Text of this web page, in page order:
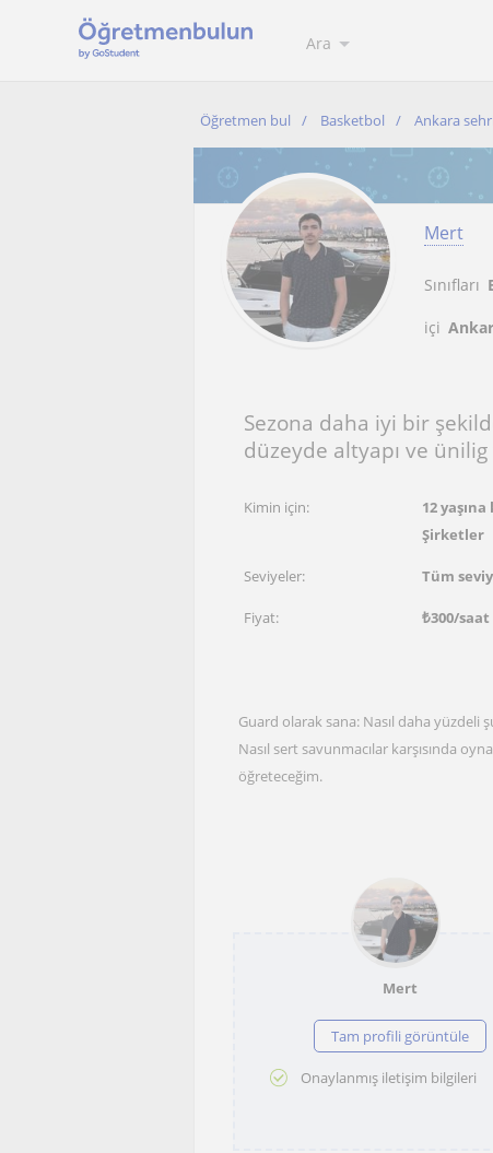
Ara
Öğretmen bul Basketbol Ankara sehri
Mert
Sınıfları
içi
Sezona daha iyi bir
düzeyde altyapı ve
Kimin için:
12
Şirketler
Seviyeler: Tüm
Fiyat: ₺300/saat
Guard olarak sana: Nasıl daha yüzdeli
Nasıl sert savunmacılar karşısında
öğreteceğim.
Mert
Tam profili görüntüle
Onaylanmış iletişim bilgileri